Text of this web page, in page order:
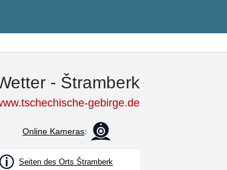
- Štramberk
gebirge.de
Online Kameras:
Seiten des Orts Štramberk